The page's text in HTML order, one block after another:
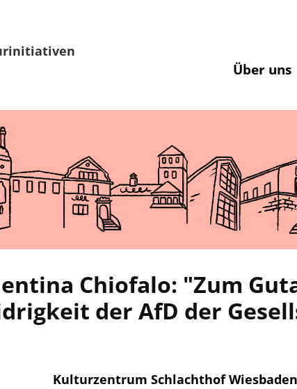
Über uns
Chiofalo: "Zum
der AfD der
Kulturzentrum Schlachthof